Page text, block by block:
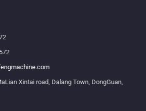
Xintai road, Dalang Town, DongGuan,